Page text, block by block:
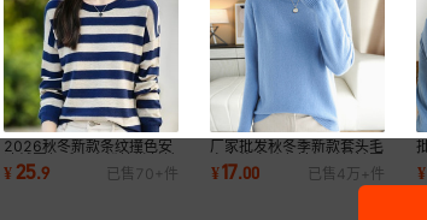
2026秋冬新款条纹撞色安
迪绒圆领毛衣宽松慵懒长袖
针织打底衫上衣
¥ 25.9 已售 70+ 件
厂家批发秋冬季新款套头毛
衣女修身纯色针织衫长袖圆
领打底短款
¥17.00 已售 4万+ 件 ¥